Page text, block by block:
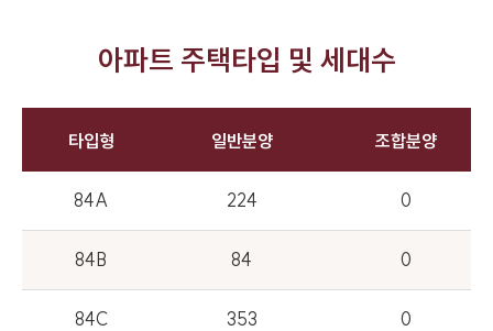
아파트 주택타입 및 세대수
타입형 일반분양 조합분양
84A 224 0
84B 84 0
84C 353 0